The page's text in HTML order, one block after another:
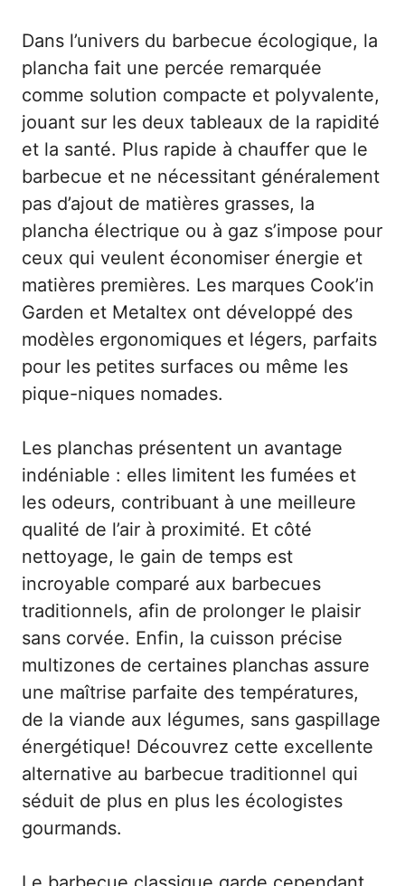
Dans l’univers du barbecue écologique, la
plancha fait une percée remarquée
comme solution compacte et polyvalente,
jouant sur les deux tableaux de la rapidité
et la santé. Plus rapide à chauffer que le
barbecue et ne nécessitant généralement
pas d’ajout de matières grasses, la
plancha électrique ou à gaz s’impose pour
ceux qui veulent économiser énergie et
matières premières. Les marques Cook’in
Garden et Metaltex ont développé des
modèles ergonomiques et légers, parfaits
pour les petites surfaces ou même les
pique-niques nomades.
Les planchas présentent un avantage
indéniable : elles limitent les fumées et
les odeurs, contribuant à une meilleure
qualité de l’air à proximité. Et côté
nettoyage, le gain de temps est
incroyable comparé aux barbecues
traditionnels, afin de prolonger le plaisir
sans corvée. Enfin, la cuisson précise
multizones de certaines planchas assure
une maîtrise parfaite des températures,
de la viande aux légumes, sans gaspillage
énergétique! Découvrez cette excellente
alternative au barbecue traditionnel qui
séduit de plus en plus les écologistes
gourmands.